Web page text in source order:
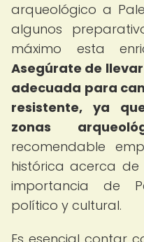
arqueológico a
algunos
máximo esta
Asegúrate de
adecuada para
resistente, ya
zonas
recomendable
histórica acerca
importancia de
político y cultural.